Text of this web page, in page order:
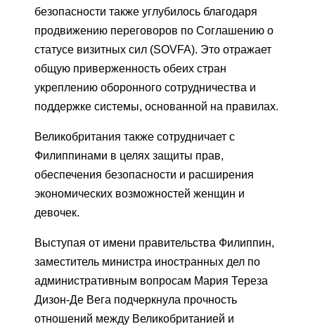
безопасности также углубилось благодаря
продвижению переговоров по Соглашению о
статусе визитных сил (SOVFA). Это отражает
общую приверженность обеих стран
укреплению оборонного сотрудничества и
поддержке системы, основанной на правилах.
Великобритания также сотрудничает с
Филиппинами в целях защиты прав,
обеспечения безопасности и расширения
экономических возможностей женщин и
девочек.
Выступая от имени правительства Филиппин,
заместитель министра иностранных дел по
административным вопросам Мария Тереза ​​
Дизон-Де Вега подчеркнула прочность
отношений между Великобританией и